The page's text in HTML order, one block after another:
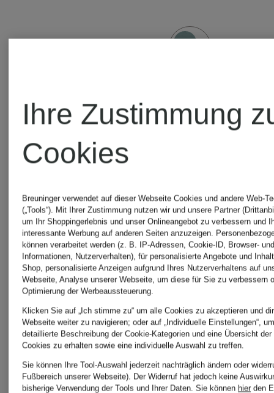
Smith &
Soul
Phase
Eight
Ihre Zustimmung
Cookies
Breuninger verwendet auf dieser Webseite Cookies und andere Web-
(„Tools“). Mit Ihrer Zustimmung nutzen wir und unsere Partner
um Ihr Shoppingerlebnis und unser Onlineangebot zu verbessern und
interessante Werbung auf anderen Seiten anzuzeigen.
können verarbeitet werden (z. B. IP-Adressen, Cookie-ID, Browser-
Informationen, Nutzerverhalten), für personalisierte Angebote und
Shop, personalisierte Anzeigen aufgrund Ihres Nutzerverhaltens auf
Webseite, Analyse unserer Webseite, um diese für Sie zu verbessern
Optimierung der Werbeaussteuerung.
Klicken Sie auf „Ich stimme zu“ um alle Cookies zu akzeptieren und
Webseite weiter zu navigieren; oder auf „Individuelle Einstellungen“,
detaillierte Beschreibung der Cookie-Kategorien und eine Übersicht
Cookies zu erhalten sowie eine individuelle Auswahl zu treffen.
Sie können Ihre Tool-Auswahl jederzeit nachträglich ändern oder
Fußbereich unserer Webseite). Der Widerruf hat jedoch keine
bisherige Verwendung der Tools und Ihrer Daten. Sie können hier den